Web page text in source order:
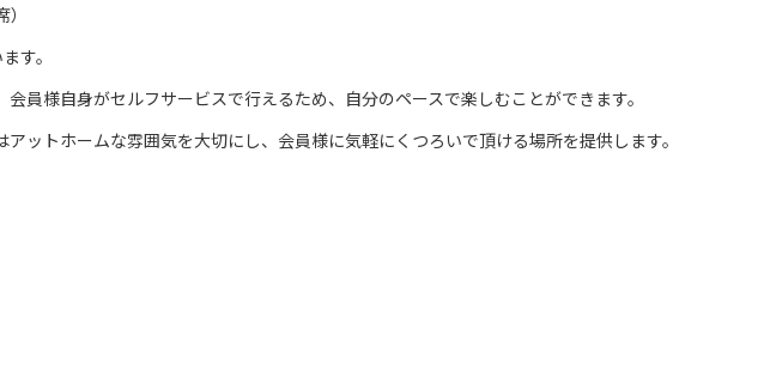
す。
員様自身がセルフサービスで行えるため、自分のペースで楽しむことができます。
ットホームな雰囲気を大切にし、会員様に気軽にくつろいで頂ける場所を提供します。